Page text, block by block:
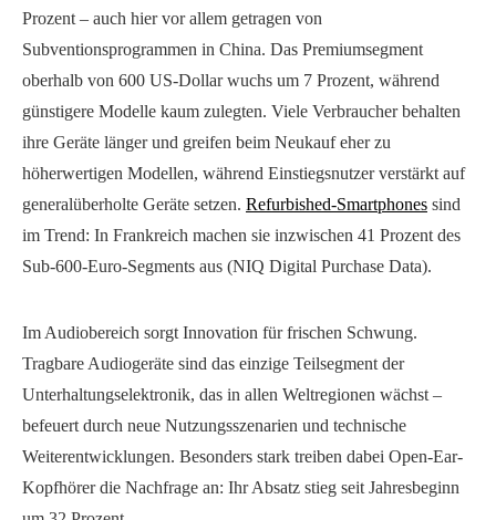
Prozent – auch hier vor allem getragen von
Subventionsprogrammen in China. Das Premiumsegment
oberhalb von 600 US-Dollar wuchs um 7 Prozent, während
günstigere Modelle kaum zulegten. Viele Verbraucher behalten
ihre Geräte länger und greifen beim Neukauf eher zu
höherwertigen Modellen, während Einstiegsnutzer verstärkt auf
generalüberholte Geräte setzen. Refurbished-Smartphones sind
im Trend: In Frankreich machen sie inzwischen 41 Prozent des
Sub-600-Euro-Segments aus (NIQ Digital Purchase Data).
Im Audiobereich sorgt Innovation für frischen Schwung.
Tragbare Audiogeräte sind das einzige Teilsegment der
Unterhaltungselektronik, das in allen Weltregionen wächst –
befeuert durch neue Nutzungsszenarien und technische
Weiterentwicklungen. Besonders stark treiben dabei Open-Ear-
Kopfhörer die Nachfrage an: Ihr Absatz stieg seit Jahresbeginn